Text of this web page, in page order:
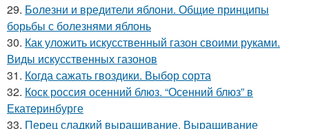
29. Болезни и вредители яблони. Общие принципы
борьбы с болезнями яблонь
30. Как уложить искусственный газон своими руками.
Виды искусственных газонов
31. Когда сажать гвоздики. Выбор сорта
32. Коск россия осенний блюз. “Осенний блюз” в
Екатеринбурге
33. Перец сладкий выращивание. Выращивание